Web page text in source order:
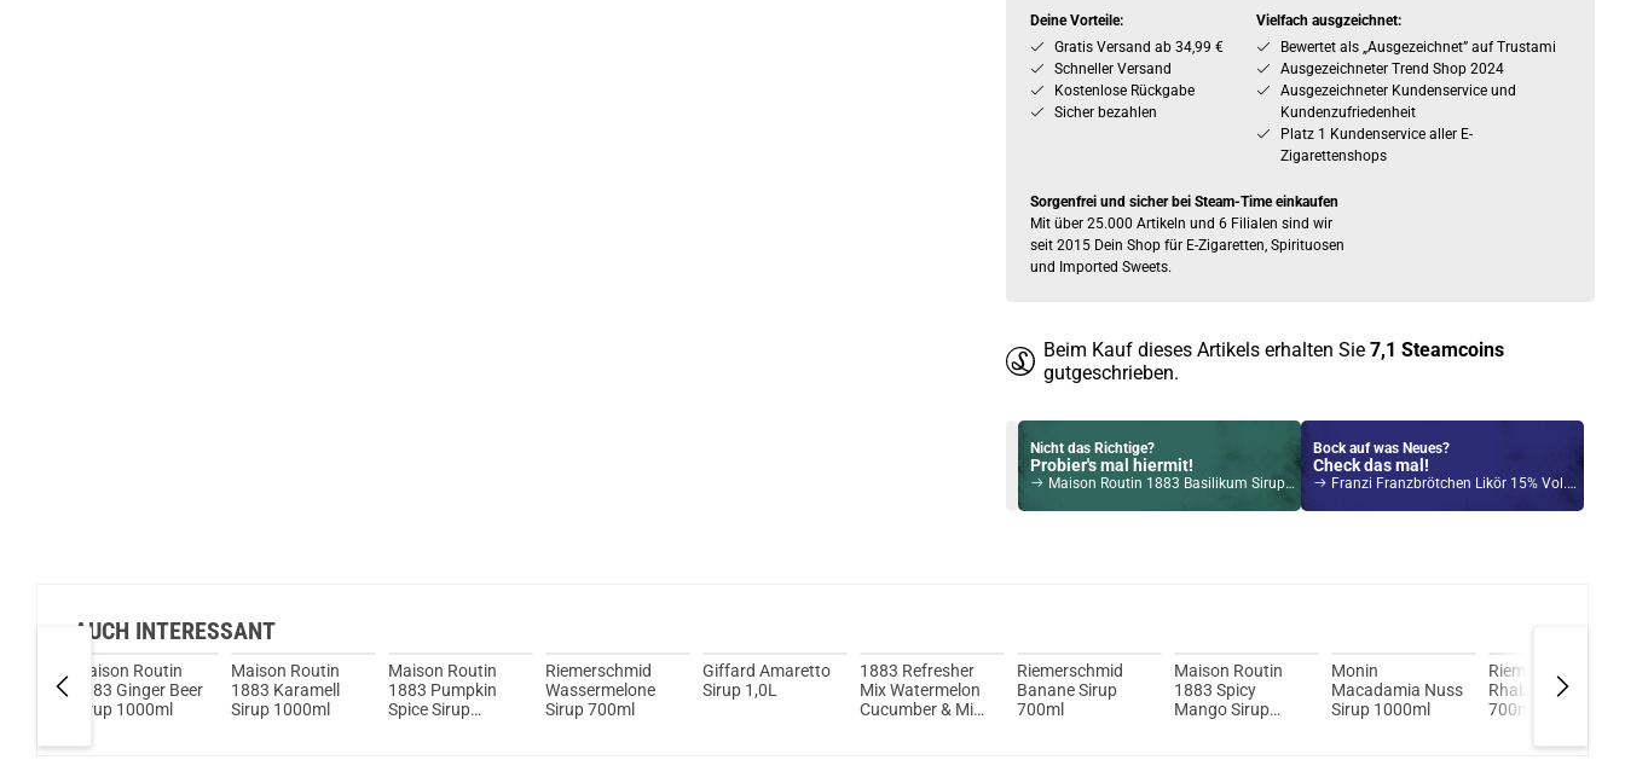
Deine Vorteile:
Gratis Versand ab 34,99 €
Schneller Versand
Kostenlose Rückgabe
Sicher bezahlen
Vielfach ausgzeichnet:
Bewertet als „Ausgezeichnet” auf Trustami
Ausgezeichneter Trend Shop 2024
Ausgezeichneter Kundenservice und
Kundenzufriedenheit
Platz 1 Kundenservice aller E-
Zigarettenshops
Sorgenfrei und sicher bei Steam-Time einkaufen
Mit über 25.000 Artikeln und 6 Filialen sind wir
seit 2015 Dein Shop für E-Zigaretten, Spirituosen
und Imported Sweets.
Beim Kauf dieses Artikels erhalten Sie 7,1 Steamcoins
gutgeschrieben.
Nicht das Richtige?
Probier's mal hiermit!
Maison Routin 1883 Basilikum Sirup 1000ml
Bock auf was Neues?
Check das mal!
Franzi Franzbrötchen Likör 15% Vol. 500ml
AUCH INTERESSANT
Maison Routin
1883 Ginger Beer
Sirup 1000ml
Maison Routin
1883 Karamell
Sirup 1000ml
Maison Routin
1883 Pumpkin
Spice Sirup
Riemerschmid
Wassermelone
Sirup 700ml
Giffard Amaretto
Sirup 1,0L
1883 Refresher
Mix Watermelon
Cucumber & Mint
Riemerschmid
Banane Sirup
700ml
Maison Routin
1883 Spicy
Mango Sirup
Monin
Macadamia Nuss
Sirup 1000ml
Riemerschmid
Rhabarber Sirup
700ml